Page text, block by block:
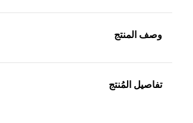
وصف المنتج
تفاصيل المُنتج